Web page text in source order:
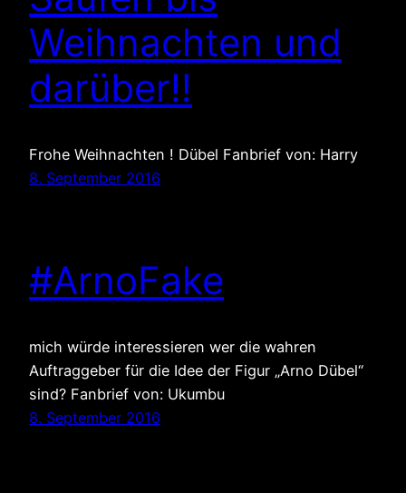
Weihnachten und
darüber!!
Frohe Weihnachten ! Dübel Fanbrief von: Harry
8. September 2016
#ArnoFake
mich würde interessieren wer die wahren
Auftraggeber für die Idee der Figur „Arno Dübel“
sind? Fanbrief von: Ukumbu
8. September 2016